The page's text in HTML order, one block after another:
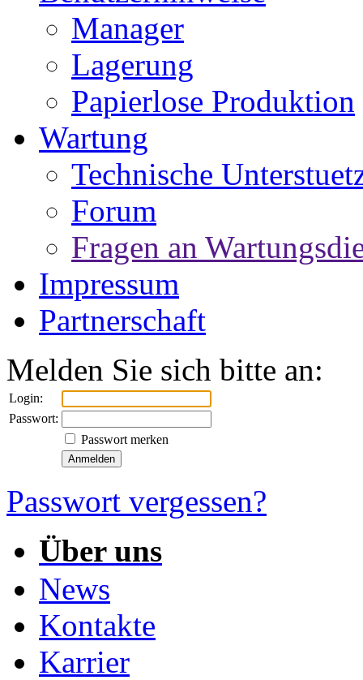
Manager
Lagerung
Papierlose Produktion
Wartung
Technische
Forum
Fragen an
Impressum
Partnerschaft
Melden Sie sich bitte an:
Login:
Passwort:
Passwort merken
Passwort vergessen?
Über uns
News
Kontakte
Karrier